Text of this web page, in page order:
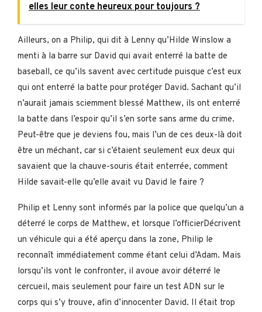
elles leur conte heureux pour toujours ?
Ailleurs, on a Philip, qui dit à Lenny qu’Hilde Winslow a
menti à la barre sur David qui avait enterré la batte de
baseball, ce qu’ils savent avec certitude puisque c’est eux
qui ont enterré la batte pour protéger David. Sachant qu’il
n’aurait jamais sciemment blessé Matthew, ils ont enterré
la batte dans l’espoir qu’il s’en sorte sans arme du crime.
Peut-être que je deviens fou, mais l’un de ces deux-là doit
être un méchant, car si c’étaient seulement eux deux qui
savaient que la chauve-souris était enterrée, comment
Hilde savait-elle qu’elle avait vu David le faire ?
Philip et Lenny sont informés par la police que quelqu’un a
déterré le corps de Matthew, et lorsque l’officierDécrivent
un véhicule qui a été aperçu dans la zone, Philip le
reconnaît immédiatement comme étant celui d’Adam. Mais
lorsqu’ils vont le confronter, il avoue avoir déterré le
cercueil, mais seulement pour faire un test ADN sur le
corps qui s’y trouve, afin d’innocenter David. Il était trop